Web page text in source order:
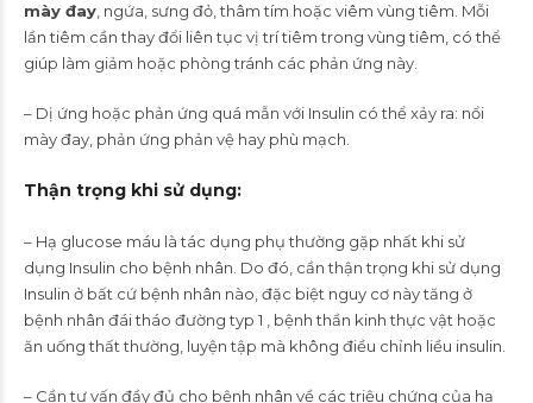
mày đay , ngứa, sưng đỏ, thâm tím hoặc viêm vùng tiêm. Mỗi
lần tiêm cần thay đổi liên tục vị trí tiêm trong vùng tiêm, có thể
giúp làm giảm hoặc phòng tránh các phản ứng này.
– Dị ứng hoặc phản ứng quá mẫn với Insulin có thể xảy ra: nổi
mày đay, phản ứng phản vệ hay phù mạch.
Thận trọng khi sử dụng:
– Hạ glucose máu là tác dụng phụ thường gặp nhất khi sử
dụng Insulin cho bệnh nhân. Do đó, cần thận trọng khi sử dụng
Insulin ở bất cứ bệnh nhân nào, đặc biệt nguy cơ này tăng ở
bệnh nhân đái tháo đường typ 1 , bệnh thần kinh thực vật hoặc
ăn uống thất thường, luyện tập mà không điều chỉnh liều insulin.
– Cần tư vấn đầy đủ cho bệnh nhân về các triệu chứng của hạ